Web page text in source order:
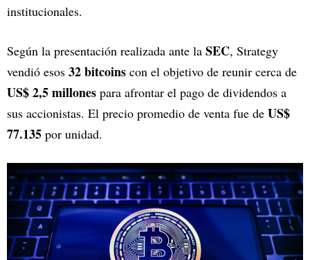
institucionales.
Según la presentación realizada ante la SEC, Strategy
vendió esos 32 bitcoins con el objetivo de reunir cerca de
US$ 2,5 millones para afrontar el pago de dividendos a
sus accionistas. El precio promedio de venta fue de US$
77.135 por unidad.